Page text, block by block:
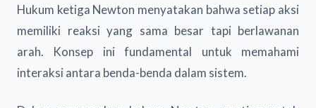
Hukum ketiga Newton menyatakan bahwa setiap aksi
memiliki reaksi yang sama besar tapi berlawanan
arah. Konsep ini fundamental untuk memahami
interaksi antara benda-benda dalam sistem.